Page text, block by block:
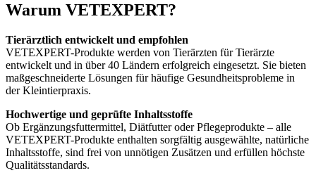
Warum VETEXPERT?
Tierärztlich entwickelt und empfohlen
VETEXPERT-Produkte werden von Tierärzten für Tierärzte
entwickelt und in über 40 Ländern erfolgreich eingesetzt. Sie bieten
maßgeschneiderte Lösungen für häufige Gesundheitsprobleme in
der Kleintierpraxis.
Hochwertige und geprüfte Inhaltsstoffe
Ob Ergänzungsfuttermittel, Diätfutter oder Pflegeprodukte – alle
VETEXPERT-Produkte enthalten sorgfältig ausgewählte, natürliche
Inhaltsstoffe, sind frei von unnötigen Zusätzen und erfüllen höchste
Qualitätsstandards.